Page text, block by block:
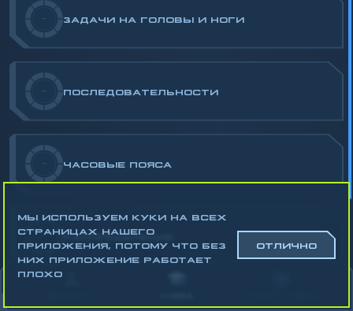
- ЗАДАЧИ НА ГОЛОВЫ И НОГИ
- ПОСЛЕДОВАТЕЛЬНОСТИ
- ЧАСОВЫЕ ПОЯСА
- РАСПРЕДЕЛЕНИЕ
Математика
Алгебра
МЫ ИСПОЛЬЗУЕМ КУКИ НА ВСЕХ
СТРАНИЦАХ НАШЕГО
ПРИЛОЖЕНИЯ, ПОТОМУ ЧТО БЕЗ
НИХ ПРИЛОЖЕНИЕ РАБОТАЕТ
ПЛОХО
ОТЛИЧНО